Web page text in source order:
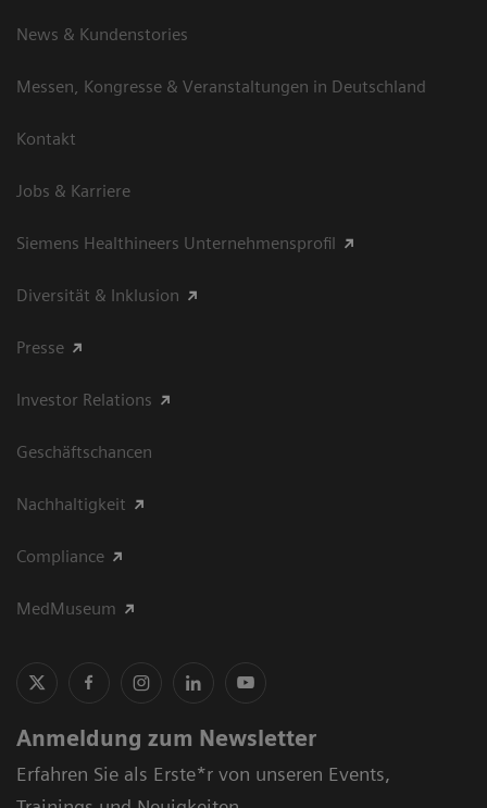
News & Kundenstories
Messen, Kongresse & Veranstaltungen in Deutschland
Kontakt
Jobs & Karriere
Siemens Healthineers Unternehmensprofil
Diversität & Inklusion
Presse
Investor Relations
Geschäftschancen
Nachhaltigkeit
Compliance
MedMuseum
Anmeldung zum Newsletter
Erfahren Sie als Erste*r von unseren Events,